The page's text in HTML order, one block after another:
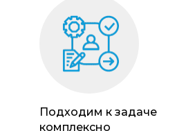
Подходим к задаче
комплексно